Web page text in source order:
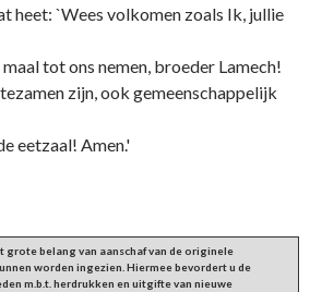
heet: `Wees volkomen zoals Ik, jullie
maal tot ons nemen, broeder Lamech!
zijn, ook gemeenschappelijk
eetzaal! Amen.'
grote belang van aanschaf van de originele
worden ingezien. Hiermee bevordert u de
m.b.t. herdrukken en uitgifte van nieuwe